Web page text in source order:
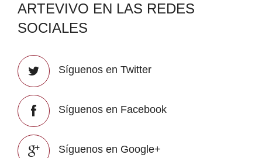
ARTEVIVO EN LAS REDES
SOCIALES
Síguenos en Twitter
Síguenos en Facebook
Síguenos en Google+